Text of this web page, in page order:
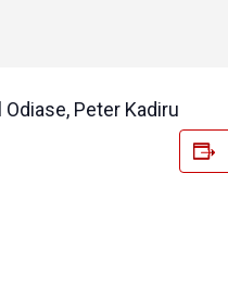
Peter Kadiru